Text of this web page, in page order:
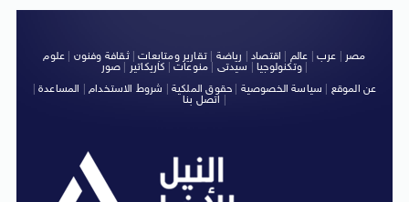
مصر عرب عالم اقتصاد رياضة |تقارير ومتابعات|ثقافة وفنون
علوم
وتكنولوجيا| سيدتى منوعات كاريكاتير صور
|
عن الموقع
سياسة الخصوصية حقوق الملكية شروط الاستخدام| المساعدة|
اتصل بنا